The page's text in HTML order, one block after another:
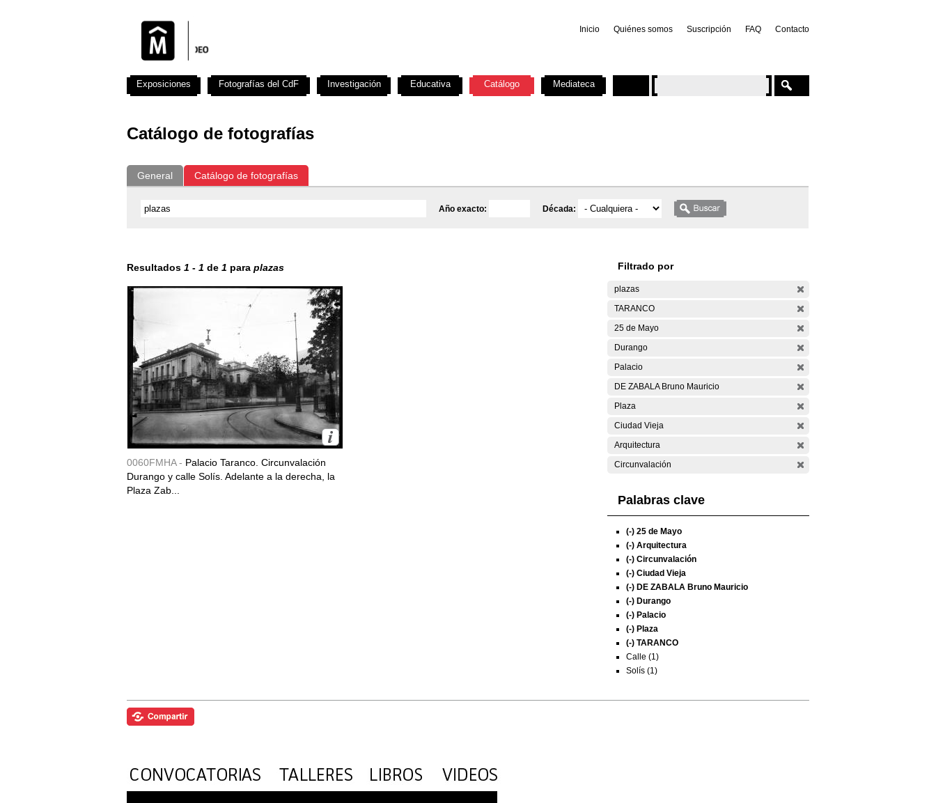
Inicio Quiénes somos Suscripción FAQ Contacto
Catálogo de fotografías
General Catálogo de fotografías
Año exacto: Década:
Resultados 1 - 1 de 1 para plazas
0060FMHA - Palacio Taranco. Circunvalación
Durango y calle Solís. Adelante a la derecha, la
Plaza Zab...
Filtrado por
plazas
TARANCO
25 de Mayo
Durango
Palacio
DE ZABALA Bruno Mauricio
Plaza
Ciudad Vieja
Arquitectura
Circunvalación
Palabras clave
(-) 25 de Mayo
(-) Arquitectura
(-) Circunvalación
(-) Ciudad Vieja
(-) DE ZABALA Bruno Mauricio
(-) Durango
(-) Palacio
(-) Plaza
(-) TARANCO
Calle (1)
Solís (1)
Exposiciones Fotografías del CdF Investigación Educativa Catálogo Mediateca